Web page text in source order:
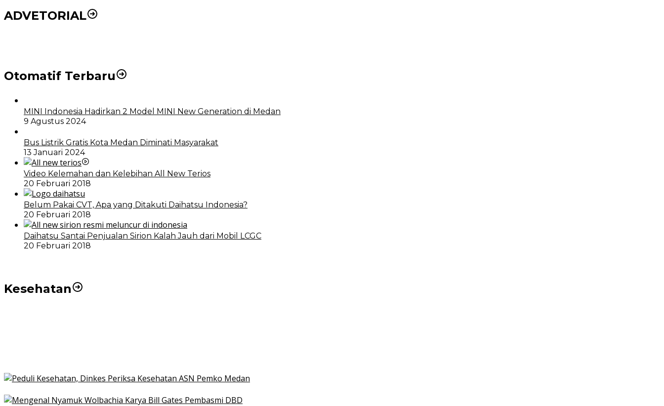
ADVETORIAL
Otomatif Terbaru
MINI Indonesia Hadirkan 2 Model MINI New Generation di Medan
9 Agustus 2024
Bus Listrik Gratis Kota Medan Diminati Masyarakat
13 Januari 2024
Video Kelemahan dan Kelebihan All New Terios
20 Februari 2018
Belum Pakai CVT, Apa yang Ditakuti Daihatsu Indonesia?
20 Februari 2018
Daihatsu Santai Penjualan Sirion Kalah Jauh dari Mobil LCGC
20 Februari 2018
Kesehatan